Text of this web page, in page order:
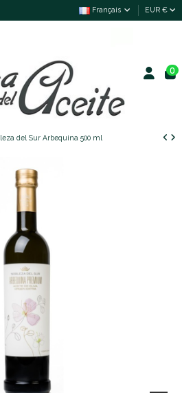
Français EUR €
0
del Sur Arbequina 500 ml